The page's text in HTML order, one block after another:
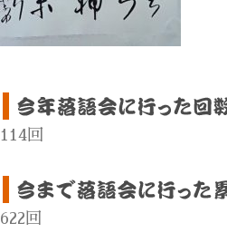
114回
622回